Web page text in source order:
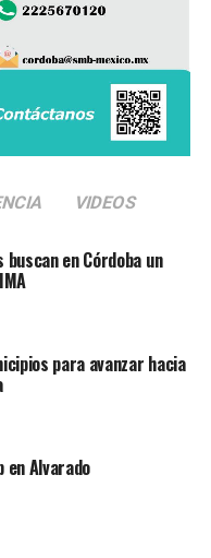
VIDEOS
en Córdoba un
para avanzar hacia
en Alvarado